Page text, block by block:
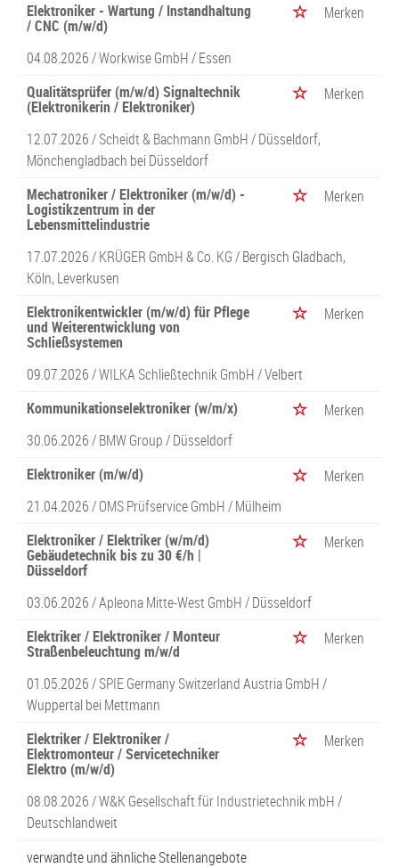
Elektroniker - Wartung / Instandhaltung
/ CNC (m/w/d)
Merken
04.08.2026 /Workwise GmbH/ Essen
Qualitätsprüfer (m/w/d) Signaltechnik
(Elektronikerin / Elektroniker)
Merken
12.07.2026 /Scheidt & Bachmann GmbH/ Düsseldorf,
Mönchengladbach bei Düsseldorf
Mechatroniker / Elektroniker (m/w/d) -
Logistikzentrum in der
Lebensmittelindustrie
Merken
17.07.2026 /KRÜGER GmbH & Co. KG/ Bergisch Gladbach,
Köln, Leverkusen
Elektronikentwickler (m/w/d) für Pflege
und Weiterentwicklung von
Schließsystemen
Merken
09.07.2026 /WILKA Schließtechnik GmbH/ Velbert
Kommunikationselektroniker (w/m/x)
Merken
30.06.2026 /BMW Group/ Düsseldorf
Elektroniker (m/w/d)
Merken
21.04.2026 /OMS Prüfservice GmbH/ Mülheim
Elektroniker / Elektriker (w/m/d)
Gebäudetechnik bis zu 30 €/h |
Düsseldorf
Merken
03.06.2026 /Apleona Mitte-West GmbH/ Düsseldorf
Elektriker / Elektroniker / Monteur
Straßenbeleuchtung m/w/d
Merken
01.05.2026 /SPIE Germany Switzerland Austria GmbH/
Wuppertal bei Mettmann
Elektriker / Elektroniker /
Elektromonteur / Servicetechniker
Elektro (m/w/d)
Merken
08.08.2026 /W&K Gesellschaft für Industrietechnik mbH/
Deutschlandweit
verwandte und ähnliche Stellenangebote